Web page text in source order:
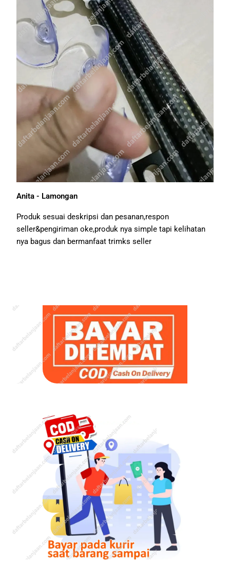
Anita - Lamongan
Produk sesuai deskripsi dan pesanan,respon
seller&pengiriman oke,produk nya simple tapi kelihatan
nya bagus dan bermanfaat trimks seller